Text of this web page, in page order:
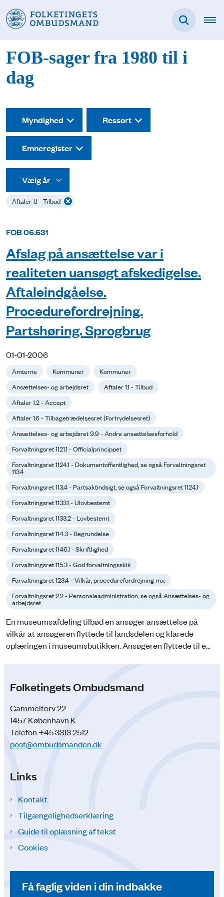
FOB-sager fra 1980 til i
dag
Myndighed Ressort
Emneregister
Aftaler 1.1 - Tilbud
FOB 06.631
Afslag på ansættelse var i
realiteten uansøgt afskedigelse.
Aftaleindgåelse.
Procedurefordrejning.
Partshøring. Sprogbrug
01-01-2006
Amterne Kommuner
Kommuner
Ansættelses- og arbejdsret
Aftaler 1.1 - Tilbud
Aftaler 1.2 - Accept
Aftaler 1.6 - Tilbagetrædelsesret (Fortrydelsesret)
Ansættelses- og arbejdsret 9.9 - Andre ansættelsesforhold
Forvaltningsret 1121.1 - Officialprincippet
Forvaltningsret 1124.1 - Dokumentoffentlighed, se også Forvaltningsret
113.4
Forvaltningsret 113.4 - Partsaktindsigt, se også Forvaltningsret 1124.1
Forvaltningsret 1133.1 - Ulovbestemt
Forvaltningsret 1133.2 - Lovbestemt
Forvaltningsret 114.3 - Begrundelse
Forvaltningsret 1146.1 - Skriftlighed
Forvaltningsret 115.3 - God forvaltningsskik
Forvaltningsret 123.4 - Vilkår, procedurefordrejning m.v.
Forvaltningsret 2.2 - Personaleadministration, se også Ansættelses- og
arbejdsret
En museumsafdeling tilbød en ansøger ansættelse på
vilkår at ansøgeren flyttede til landsdelen og klarede
oplæringen i museumsbutikken. Ansøgeren flyttede til e...
Folketingets Ombudsmand
Gammeltorv 22
1457 København K
Telefon +45 3313 2512
post@ombudsmanden.dk
Links
Kontakt
Tilgængelighedserklæring
Guide til oplæsning af tekst
Cookies
Få faglig viden i din indbakke